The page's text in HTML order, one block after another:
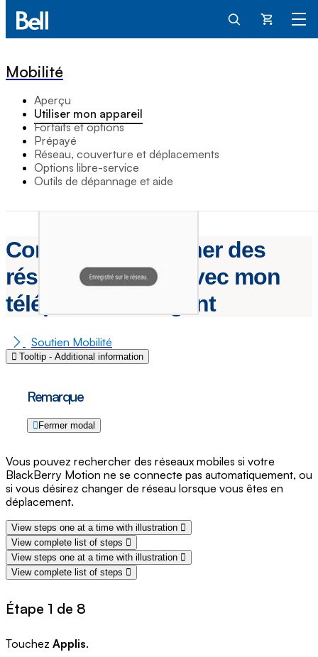
Panier
Mobilité
Aperçu
Utiliser mon appareil
Forfaits et options
Prépayé
Réseau, couverture et déplacements
Options libre-service
Outils de dépannage et aide
Comment rechercher des
réseaux mobiles avec mon
téléphone intelligent
Soutien Mobilité
Tooltip - Additional information
Remarque
Fermer modal
Vous pouvez rechercher des réseaux mobiles si votre
BlackBerry Motion ne se connecte pas automatiquement, ou
si vous désirez changer de réseau lorsque vous êtes en
déplacement.
View steps one at a time with illustration
View complete list of steps
View steps one at a time with illustration
View complete list of steps
Étape 1 de 8
Touchez Applis.